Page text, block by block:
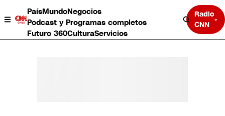
PaísMundoNegocios
Podcast y Programas completos
Futuro 360CulturaServicios
Radio
CNN